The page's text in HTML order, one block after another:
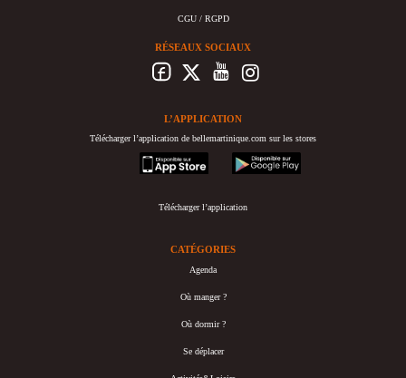
CGU / RGPD
RÉSEAUX SOCIAUX
L’APPLICATION
Télécharger l’application de bellemartinique.com sur les stores
appstore
googleplay
Télécharger l’application
CATÉGORIES
Agenda
Où manger ?
Où dormir ?
Se déplacer